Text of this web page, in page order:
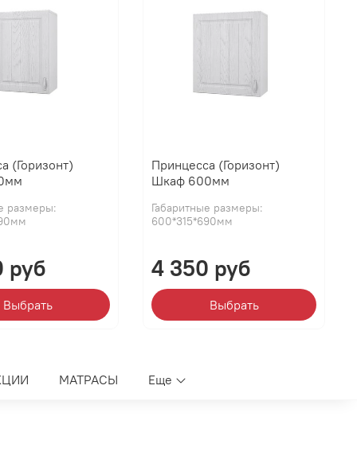
(Горизонт)
размеры:
руб
Выбрать
Принцесса (Горизонт)
Шкаф 600мм
Габаритные размеры:
600*315*690мм
4 350 руб
Выбрать
МАТРАСЫ Еще